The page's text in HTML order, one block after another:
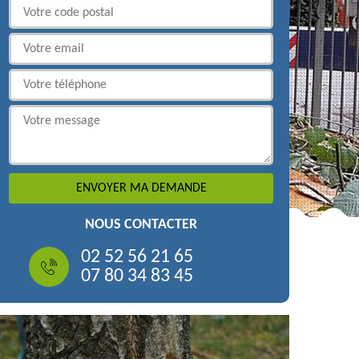
NOUS CONTACTER
02 52 56 21 65
07 80 34 83 45